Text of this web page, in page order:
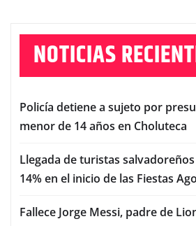
NOTICIAS
Policía detiene a sujeto por
menor de 14 años en Choluteca
Llegada de turistas
14% en el inicio de las Fiestas
Fallece Jorge Messi, padre de